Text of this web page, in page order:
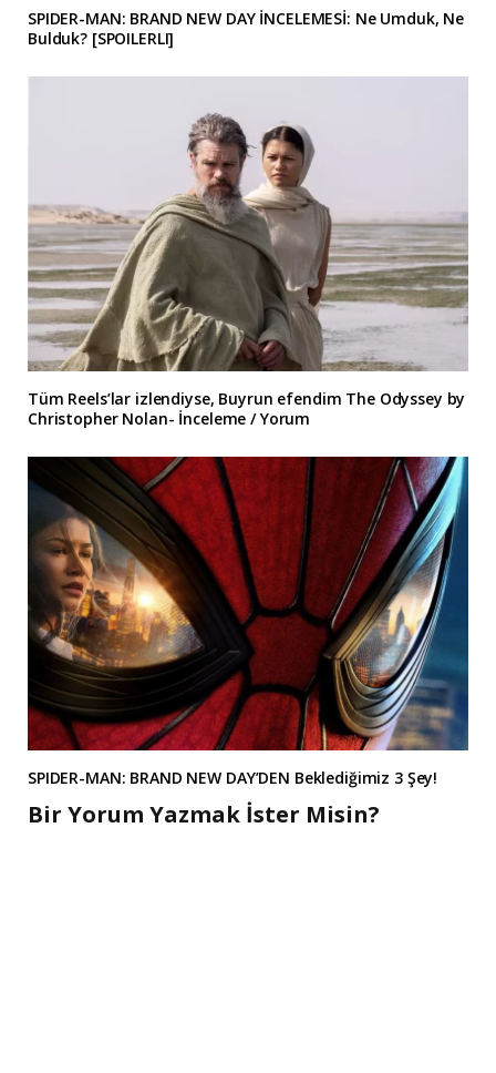
SPIDER-MAN: BRAND NEW DAY İNCELEMESİ: Ne Umduk, Ne
Bulduk? [SPOILERLI]
Tüm Reels’lar izlendiyse, Buyrun efendim The Odyssey by
Christopher Nolan- İnceleme / Yorum
SPIDER-MAN: BRAND NEW DAY’DEN Beklediğimiz 3 Şey!
Bir Yorum Yazmak İster Misin?